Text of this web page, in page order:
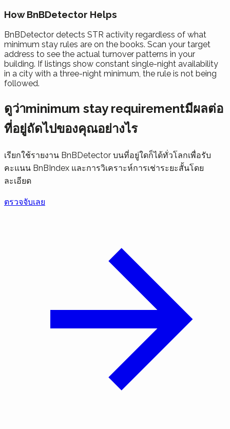
How BnBDetector Helps
BnBDetector detects STR activity regardless of what
minimum stay rules are on the books. Scan your target
address to see the actual turnover patterns in your
building. If listings show constant single-night availability
in a city with a three-night minimum, the rule is not being
followed.
ดูว่าminimum stay requirementมีผลต่อ
ที่อยู่ถัดไปของคุณอย่างไร
เรียกใช้รายงาน BnBDetector บนที่อยู่ใดก็ได้ทั่วโลกเพื่อรับ
คะแนน BnBIndex และการวิเคราะห์การเช่าระยะสั้นโดย
ละเอียด
ตรวจจับเลย